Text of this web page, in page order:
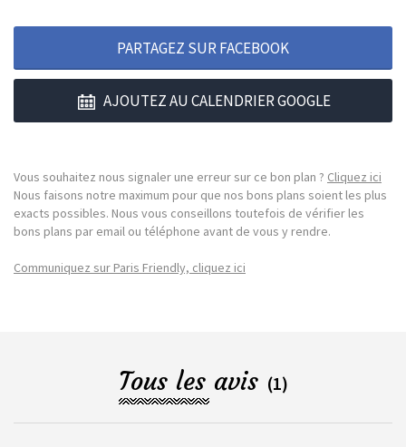
PARTAGEZ SUR FACEBOOK
AJOUTEZ AU CALENDRIER GOOGLE
Vous souhaitez nous signaler une erreur sur ce bon plan ? Cliquez ici
Nous faisons notre maximum pour que nos bons plans soient les plus
exacts possibles. Nous vous conseillons toutefois de vérifier les
bons plans par email ou téléphone avant de vous y rendre.
Communiquez sur Paris Friendly, cliquez ici
Tous les avis (1)